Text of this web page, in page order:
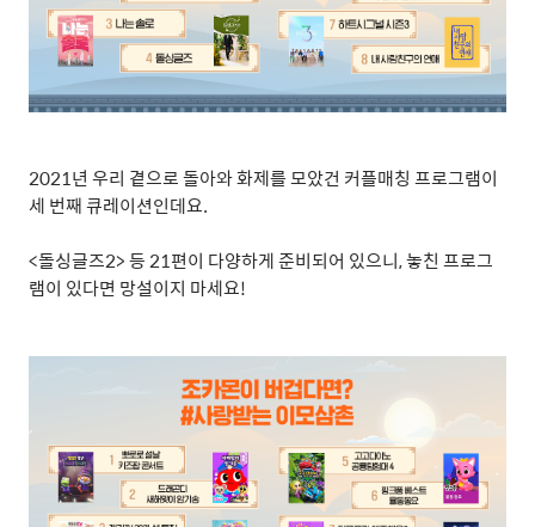
2021년 우리 곁으로 돌아와 화제를 모았건 커플매칭 프로그램이
세 번째 큐레이션인데요.
<돌싱글즈2>등21편이 다양하게 준비되어 있으니,놓친 프로그
램이 있다면 망설이지 마세요!